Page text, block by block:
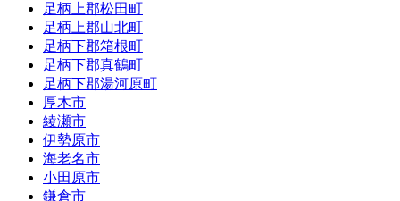
足柄上郡松田町
足柄上郡山北町
足柄下郡箱根町
足柄下郡真鶴町
足柄下郡湯河原町
厚木市
綾瀬市
伊勢原市
海老名市
小田原市
鎌倉市